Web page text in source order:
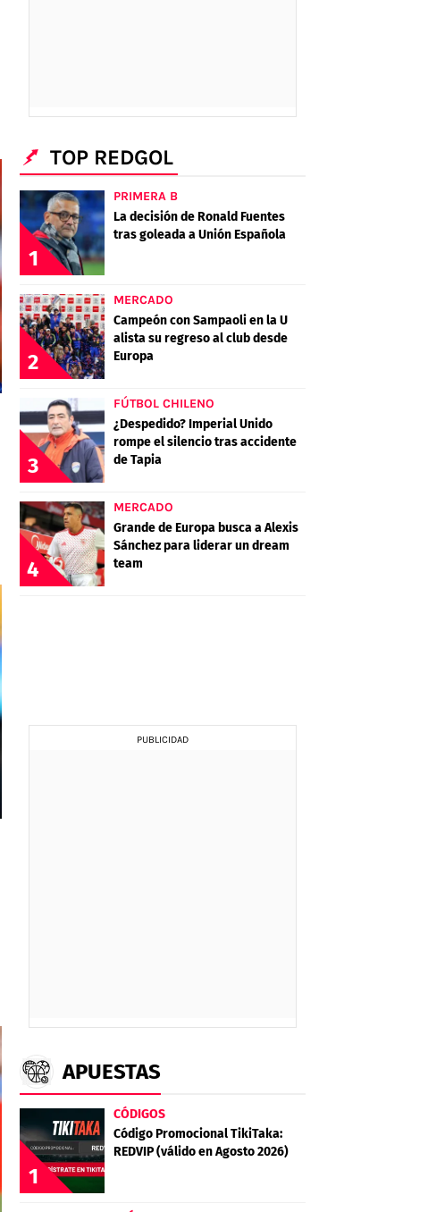
TOP REDGOL
1
PRIMERA B
La decisión de Ronald Fuentes
tras goleada a Unión Española
2
MERCADO
Campeón con Sampaoli en la U
alista su regreso al club desde
Europa
3
FÚTBOL CHILENO
¿Despedido? Imperial Unido
rompe el silencio tras accidente
de Tapia
4
MERCADO
Grande de Europa busca a Alexis
Sánchez para liderar un dream
team
APUESTAS
1
CÓDIGOS
Código Promocional TikiTaka:
REDVIP (válido en Agosto 2026)